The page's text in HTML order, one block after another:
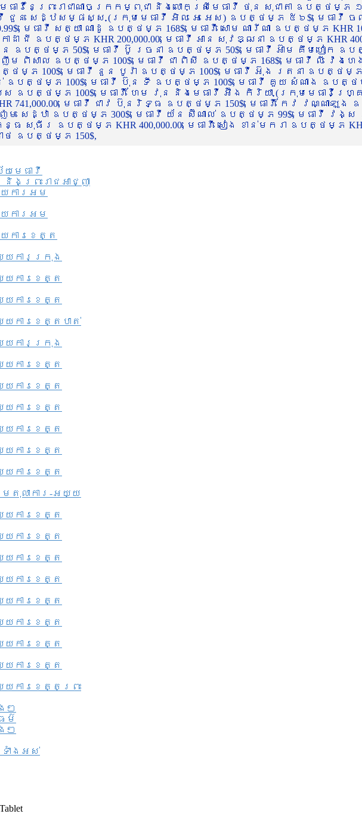
មេធាវីនៃព្រះរាជាណាចក្រកម្ពុជា និងលោកស្រីមេធាវី ថុន សុជាតា ឧបត្ថម្ភ
ធាវី ជួន សេដ្ឋសម្ផស្ស (ក្រុមមេធាវី អិល អេ អេស) ឧបត្ថម្ភ ៥៦$, មេធាវី
មេធាវី សត្យា ណាដូ ឧបត្ថម្ភ 168$, មេធាវី សោម ណារីណា ឧបត្ថម្ភ KHR
ាដា ជី ឧបត្ថម្ភ KHR 200,000.00, មេធាវី អាន សុវឌ្ឍនា ឧបត្ថម្ភ KHR
ន ឧបត្ថម្ភ 50$, មេធាវី ប៊ូ រចនា ឧបត្ថម្ភ 50$, មេធាវី អ៊ាម គឹមហៀក ឧប
វី ញឹម ពិសាល ឧបត្ថម្ភ 100$, មេធាវី ជា ពិសី ឧបត្ថម្ភ 168$, មេធាវី លី វ៉េងហ
ត្ថម្ភ 100$, មេធាវី នួន បូរ៉ា ឧបត្ថម្ភ 100$, មេធាវី អ៊ុង រតនា ឧបត្ថម្ភ
ឧបត្ថម្ភ 100$, មេធាវី ប៊ុន ទី ឧបត្ថម្ភ 100$, មេធាវី គួយ សំណាង ឧបត្ថ
ស ឧបត្ថម្ភ 100$, មេធាវី ហែម វុន និងមេធាវី អ៊ឹង កិរិយា (ក្រុមមេធាវីហ្គ្រេ
741,000.00, មេធាវី ជាវ ប៊ុនរិទ្ធ ឧបត្ថម្ភ 150$, មេធាវី កែវ វណ្ណាឡុង ឧ
ម សេដ្ឋា ឧបត្ថម្ភ 300$, មេធាវី យ័ន ស៊ីណាល់ ឧបត្ថម្ភ 99$, មេធាវី វង្ស
សុធីរ ឧបត្ថម្ភ KHR 400,000.00, មេធាវី សៀង ខាន់មករា ឧបត្ថម្ភ KHR
ថ ឧបត្ថម្ភ 150$,
មេធាវី​
ព្រះរាជអាជ្ញា
ការអម
ការអម
ការខេត្ត
យការក្រុង
យការខេត្ត
យការខេត្ត
ការខេត្តបាត់
យការ​ក្រុង
យការខេត្ត
យការខេត្ត
យការខេត្ត
យការខេត្ត
យការខេត្ត
យការខេត្ត
តុលាការ-អយ្យ
យការខេត្ត
យការខេត្ត
យការខេត្ត
យការខេត្ត
យការខេត្ត
យការខេត្ត
យការខេត្ត
យការខេត្ត
ការខេត្តព្រះ
ៗ
ម៌
ៗ
ទាំងអស់​